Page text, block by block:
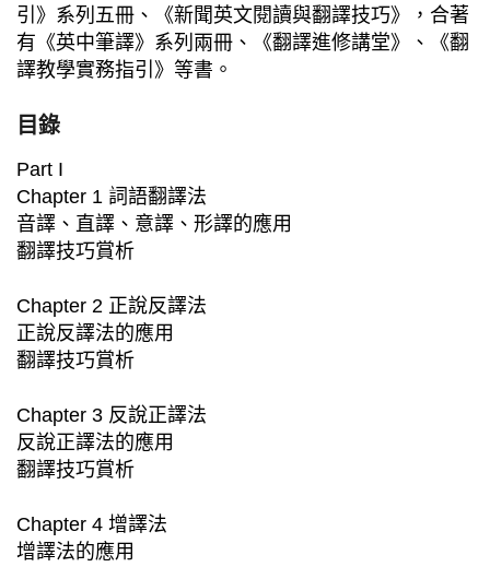
引》系列五冊、《新聞英文閱讀與翻譯技巧》，合著
有《英中筆譯》系列兩冊、《翻譯進修講堂》、《翻
譯教學實務指引》等書。
目錄
Part I
Chapter 1 詞語翻譯法
音譯、直譯、意譯、形譯的應用
翻譯技巧賞析
Chapter 2 正說反譯法
正說反譯法的應用
翻譯技巧賞析
Chapter 3 反說正譯法
反說正譯法的應用
翻譯技巧賞析
Chapter 4 增譯法
增譯法的應用